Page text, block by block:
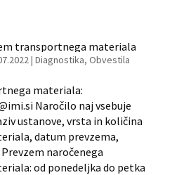
transportnega materiala
| Diagnostika, Obvestila
materiala:
Naročilo naj vsebuje
ustanove, vrsta in količina
datum prevzema,
naročenega
od ponedeljka do petka